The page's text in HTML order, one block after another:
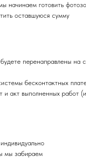
начинаем готовить
оставшуюся сумму
перенаправлены на
бесконтактных
акт выполненных работ
мы забираем